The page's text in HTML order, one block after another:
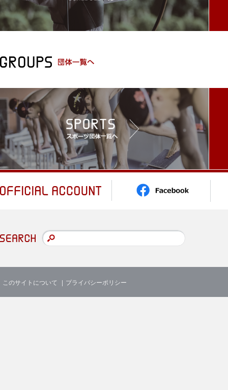
このサイトについて プライバシーポリシー